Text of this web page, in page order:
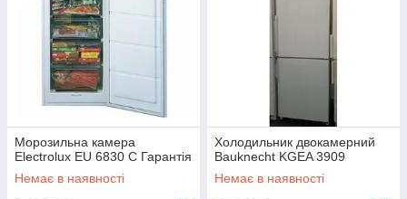
Морозильна камера
Electrolux EU 6830 C Гарантія
Немає в наявності
Холодильник двокамерний
Bauknecht KGEA 3909
Немає в наявності